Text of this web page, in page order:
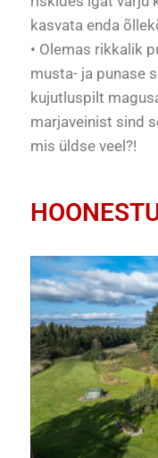
kasvata enda
• Olemas rikkalik
musta- ja punase
kujutluspilt
marjaveinist sind
mis üldse veel?!